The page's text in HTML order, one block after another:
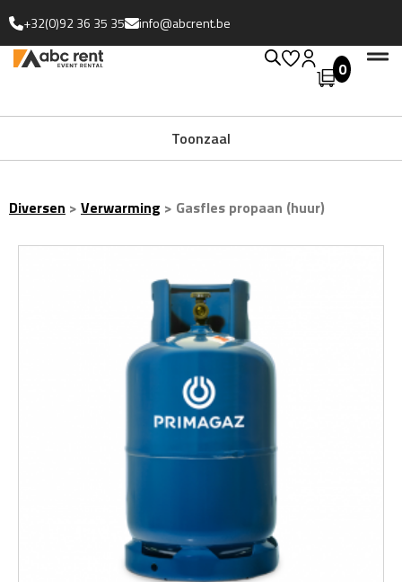
+32(0)92 36 35 35 info@abcrent.be
0
Toonzaal
Diversen > Verwarming > Gasfles propaan (huur)